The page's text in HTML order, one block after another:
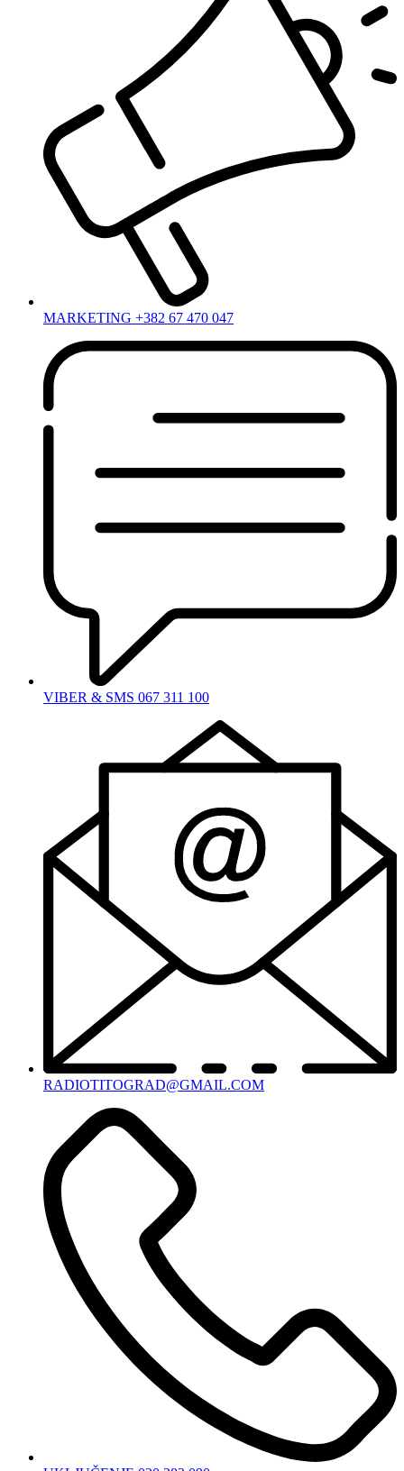
MARKETING +382 67 470 047
VIBER & SMS 067 311 100
RADIOTITOGRAD@GMAIL.COM